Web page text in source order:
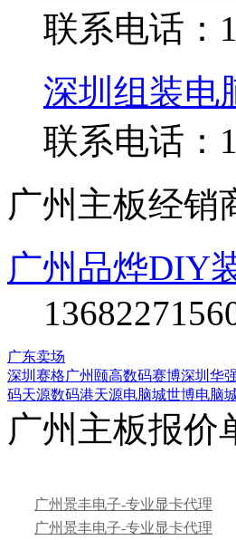
联系电话：
深圳组装电
联系电话：
广州主板经销
广州品烨DIY
广东卖场
深圳赛格广州颐高数码赛博深圳华
码天源数码港天源电脑城世博电脑
广州主板报价
广州景丰电子-专业显卡代理
广州景丰电子-专业显卡代理